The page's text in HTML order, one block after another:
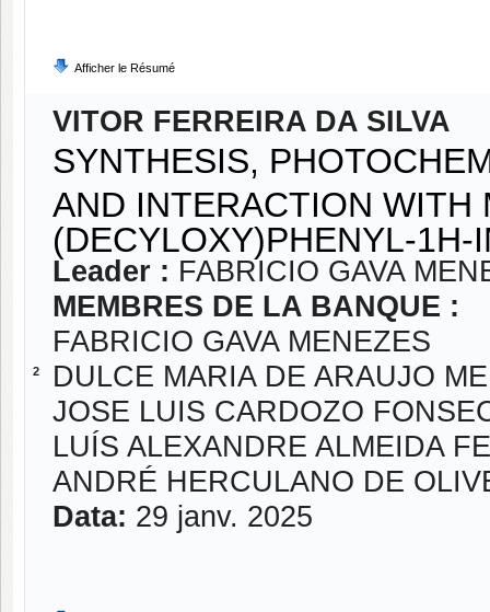
Afficher le Résumé
2
VITOR FERREIRA DA SILVA
SYNTHESIS,
AND INTERACTION WITH
(DECYLOXY)PHENYL-
Leader : FABRICIO GAVA
MEMBRES DE LA BANQUE :
FABRICIO GAVA MENEZES
DULCE MARIA DE ARAUJO
JOSE LUIS CARDOZO
LUÍS ALEXANDRE ALMEIDA
ANDRÉ HERCULANO DE
Data: 29 janv. 2025